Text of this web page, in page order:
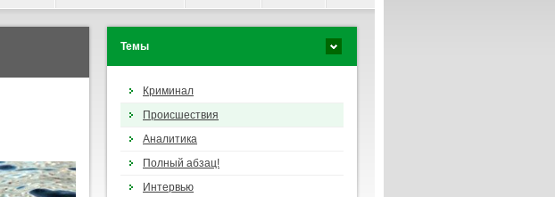
Темы
Криминал
Происшествия
Аналитика
Полный абзац!
Интервью